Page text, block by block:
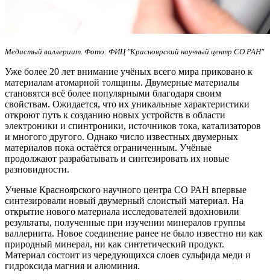
Медистый валлериит. Фото: ФИЦ "Красноярский научный центр СО РАН"
Уже более 20 лет внимание учёных всего мира приковано к
материалам атомарной толщины. Двумерные материалы
становятся всё более популярными благодаря своим
свойствам. Ожидается, что их уникальные характеристики
откроют путь к созданию новых устройств в области
электроники и спинтроники, источников тока, катализаторов
и многого другого. Однако число известных двумерных
материалов пока остаётся ограниченным. Учёные
продолжают разрабатывать и синтезировать их новые
разновидности.
Ученые Красноярского научного центра СО РАН впервые
синтезировали новый двумерный слоистый материал. На
открытие нового материала исследователей вдохновили
результаты, полученные при изучении минералов группы
валлериита. Новое соединение ранее не было известно ни как
природный минерал, ни как синтетический продукт.
Материал состоит из чередующихся слоев сульфида меди и
гидроксида магния и алюминия.